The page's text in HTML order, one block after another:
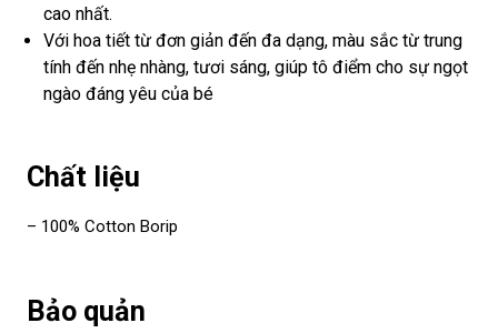
cao nhất.
Với hoa tiết từ đơn giản đến đa dạng, màu sắc từ trung
tính đến nhẹ nhàng, tươi sáng, giúp tô điểm cho sự ngọt
ngào đáng yêu của bé
Chất liệu
– 100% Cotton Borip
Bảo quản